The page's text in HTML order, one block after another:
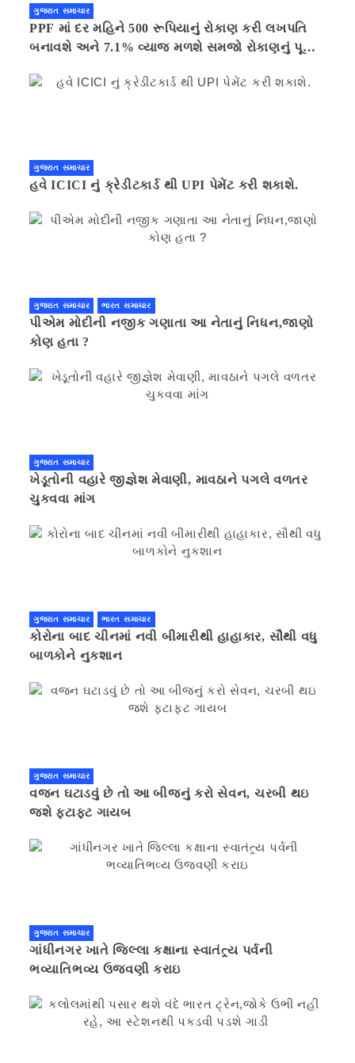
ગુજરાત સમાચાર
PPF માં દર મહિને 500 રૂપિયાનું રોકાણ કરી લખપતિ
બનાવશે અને 7.1% વ્યાજ મળશે સમજો રોકાણનું પૂરું
ગુજરાત સમાચાર
હવે ICICI નું ક્રેડીટકાર્ડ થી UPI પેમેંટ કરી શકાશે.
ગુજરાત સમાચાર ભારત સમાચાર
પીએમ મોદીની નજીક ગણાતા આ નેતાનું નિધન,જાણો
કોણ હતા ?
ગુજરાત સમાચાર
ખેડૂતોની વહારે જીજ્ઞેશ મેવાણી, માવઠાને પગલે વળતર
ચુકવવા માંગ
ગુજરાત સમાચાર ભારત સમાચાર
કોરોના બાદ ચીનમાં નવી બીમારીથી હાહાકાર, સૌથી વધુ
બાળકોને નુકશાન
ગુજરાત સમાચાર
વજન ઘટાડવું છે તો આ બીજનું કરો સેવન, ચરબી થઇ
જશે ફટાફટ ગાયબ
ગુજરાત સમાચાર
ગાંધીનગર ખાતે જિલ્લા કક્ષાના સ્વાતંત્ર્ય પર્વની
ભવ્યાતિભવ્ય ઉજવણી કરાઇ